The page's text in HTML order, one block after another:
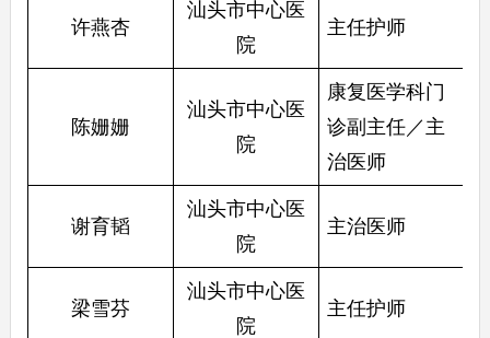
许燕杏
汕头市中心医
院
主任护师
陈姗姗
汕头市中心医
院
康复医学科门
诊副主任／主
治医师
谢育韬
汕头市中心医
院
主治医师
梁雪芬
汕头市中心医
院
主任护师